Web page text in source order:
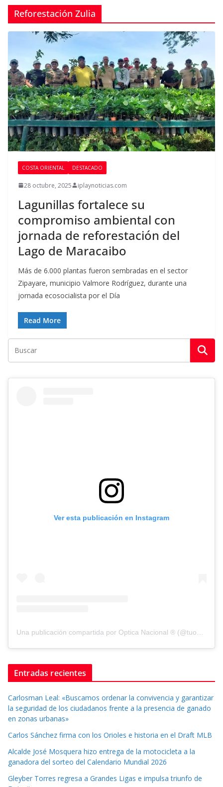
Reforestación Zulia
COSTA ORIENTAL DESTACADO
28 octubre, 2025 iplaynoticias.com
Lagunillas fortalece su
compromiso ambiental con
jornada de reforestación del
Lago de Maracaibo
Más de 6.000 plantas fueron sembradas en el sector
Zipayare, municipio Valmore Rodríguez, durante una
jornada ecosocialista por el Día
Read More
Ver esta publicación en Instagram
Una publicación compartida por Optica Nacional ® (@tuopticanacional)
Entradas recientes
Carlosman Leal: «Buscamos ordenar la convivencia y garantizar
la seguridad de los ciudadanos frente a la presencia de ganado
en zonas urbanas»
Carlos Sánchez firma con los Orioles e historia en el Draft MLB
Alcalde José Mosquera hizo entrega de la motocicleta a la
ganadora del sorteo del Calendario Mundial 2026
Gleyber Torres regresa a Grandes Ligas e impulsa triunfo de